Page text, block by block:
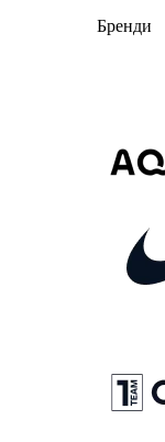
Бренди